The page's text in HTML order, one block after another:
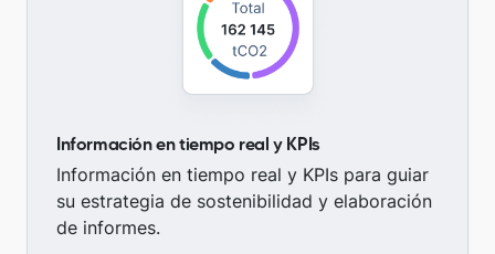
Información en tiempo real y KPIs
Información en tiempo real y KPIs para guiar
su estrategia de sostenibilidad y elaboración
de informes.